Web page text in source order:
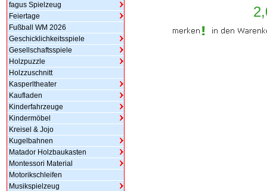
fagus Spielzeug
Feiertage
Fußball WM 2026
Geschicklichkeitsspiele
Gesellschaftsspiele
Holzpuzzle
Holzzuschnitt
Kasperltheater
Kaufladen
Kinderfahrzeuge
Kindermöbel
Kreisel & Jojo
Kugelbahnen
Matador Holzbaukasten
Montessori Material
Motorikschleifen
Musikspielzeug